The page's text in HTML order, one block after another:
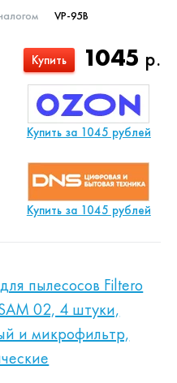
VP-95B
1045 р.
Купить
Купить за 1045 рублей
Купить за 1045 рублей
пылесосов Filtero
02, 4 штуки,
и микрофильтр,